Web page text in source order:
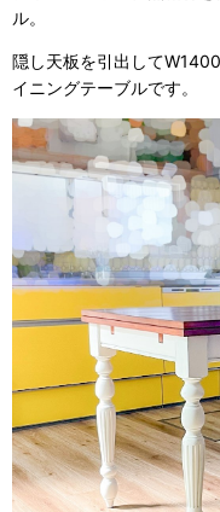
ル。
隠し天板を引出して
イニングテーブルです。